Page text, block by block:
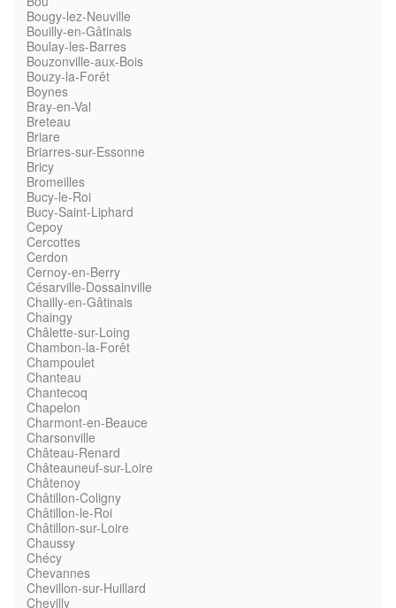
Bougy-lez-Neuville
Bouilly-en-Gâtinais
Boulay-les-Barres
Bouzonville-aux-Bois
Bouzy-la-Forêt
Boynes
Bray-en-Val
Breteau
Briare
Briarres-sur-Essonne
Bricy
Bromeilles
Bucy-le-Roi
Bucy-Saint-Liphard
Cepoy
Cercottes
Cerdon
Cernoy-en-Berry
Césarville-Dossainville
Chailly-en-Gâtinais
Chaingy
Châlette-sur-Loing
Chambon-la-Forêt
Champoulet
Chanteau
Chantecoq
Chapelon
Charmont-en-Beauce
Charsonville
Château-Renard
Châteauneuf-sur-Loire
Châtenoy
Châtillon-Coligny
Châtillon-le-Roi
Châtillon-sur-Loire
Chaussy
Chécy
Chevannes
Chevillon-sur-Huillard
Chevilly